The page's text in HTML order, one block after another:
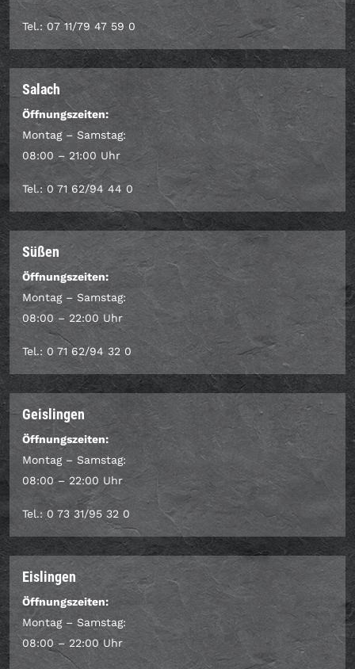
Tel.: 07 11/79 47 59 0
Salach
Öffnungszeiten:
Montag – Samstag:
08:00 – 21:00 Uhr
Tel.: 0 71 62/94 44 0
Süßen
Öffnungszeiten:
Montag – Samstag:
08:00 – 22:00 Uhr
Tel.: 0 71 62/94 32 0
Geislingen
Öffnungszeiten:
Montag – Samstag:
08:00 – 22:00 Uhr
Tel.: 0 73 31/95 32 0
Eislingen
Öffnungszeiten:
Montag – Samstag:
08:00 – 22:00 Uhr